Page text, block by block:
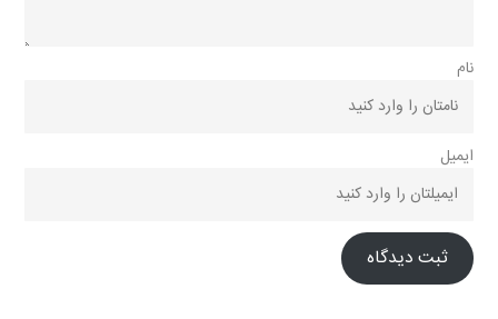
نام
ایمیل
ثبت دیدگاه